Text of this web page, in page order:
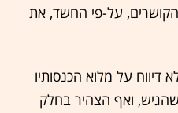
על-פי החשד, את
על מלוא הכנסותיו
ואף הצהיר בחלק